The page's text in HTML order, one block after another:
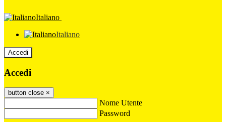
Italiano
Italiano
Accedi
Accedi
button close ×
Nome Utente
Password